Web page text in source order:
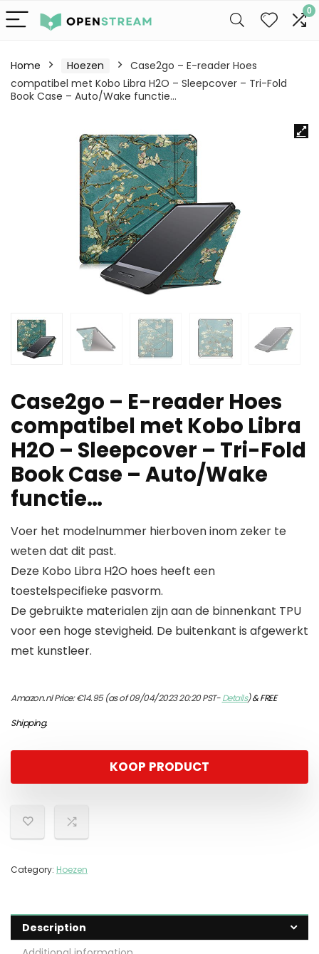
0
Home Hoezen
Case2go – E-reader Hoes
compatibel met Kobo Libra H2O – Sleepcover – Tri-Fold
Book Case – Auto/Wake functie…
Case2go – E-reader Hoes
compatibel met Kobo Libra
H2O – Sleepcover – Tri-Fold
Book Case – Auto/Wake
functie…
Voer het modelnummer hierboven inom zeker te
weten dat dit past.
Deze Kobo Libra H2O hoes heeft een
toestelspecifieke pasvorm.
De gebruikte materialen zijn aan de binnenkant TPU
voor een hoge stevigheid. De buitenkant is afgewerkt
met kunstleer.
Amazon.nl Price:€14.95(as of 09/04/2023 20:20 PST-Details)&FREE
Shipping.
KOOP PRODUCT
Category: Hoezen
Description